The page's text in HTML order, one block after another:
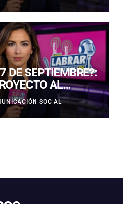
DE SEPTIEMBRE?:
AL
EXTENDER UN
DE
SOCIAL